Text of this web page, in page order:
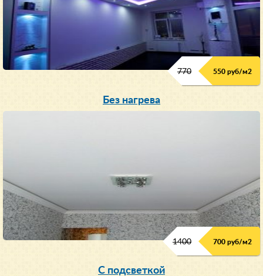
770 550 руб/м2
Без нагрева
1400 700 руб/м2
С подсветкой